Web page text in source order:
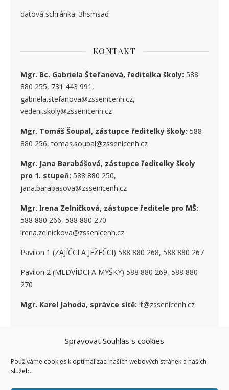
Spravovat Souhlas s cookies
Používáme cookies k optimalizaci našich webových stránek a našich
služeb.
datová schránka: 3hsmsad
KONTAKT
Mgr. Bc. Gabriela Štefanová, ředitelka školy: 588
880 255, 731 443 991,
gabriela.stefanova@zssenicenh.cz,
vedeni.skoly@zssenicenh.cz
Mgr. Tomáš Šoupal, zástupce ředitelky školy: 588
880 256, tomas.soupal@zssenicenh.cz
Mgr. Jana Barabášová, zástupce ředitelky školy
pro 1. stupeň: 588 880 250,
jana.barabasova@zssenicenh.cz
Mgr. Irena Zelníčková, zástupce ředitele pro MŠ:
588 880 266, 588 880 270
irena.zelnickova@zssenicenh.cz
Pavilon 1 (ZAJÍČCI A JEŽEČCI) 588 880 268, 588 880 267
Pavilon 2 (MEDVÍDCI A MYŠKY) 588 880 269, 588 880
270
Mgr. Karel Jahoda, správce sítě: it@zssenicenh.cz
SOCIÁLNÍ SÍTĚ